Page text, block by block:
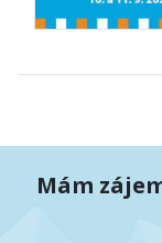
Mám